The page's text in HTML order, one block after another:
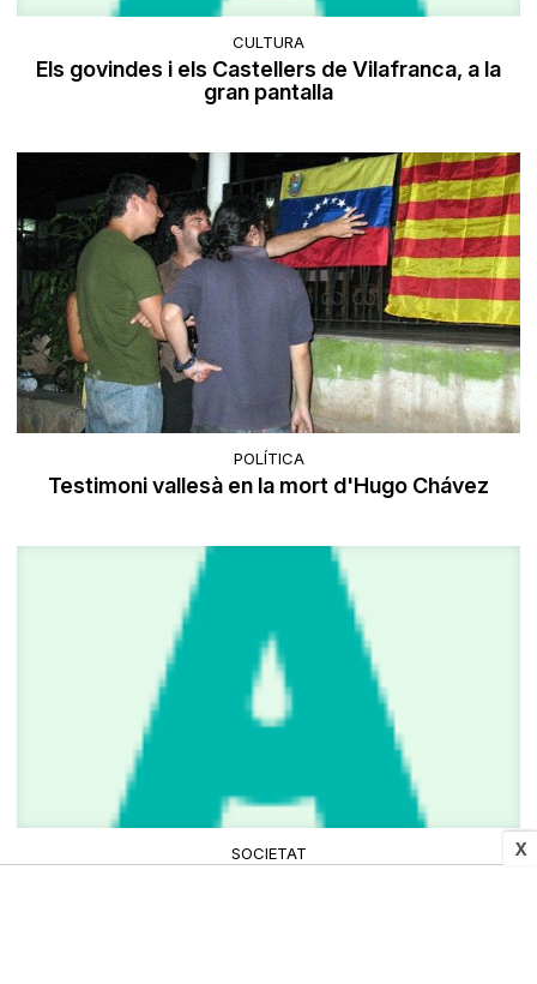
X
CULTURA
Els govindes i els Castellers de Vilafranca, a la
gran pantalla
POLÍTICA
Testimoni vallesà en la mort d'Hugo Chávez
SOCIETAT